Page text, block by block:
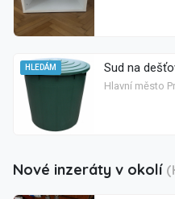
HLEDÁM Sud na
Hlavní město
Nové inzeráty v okolí